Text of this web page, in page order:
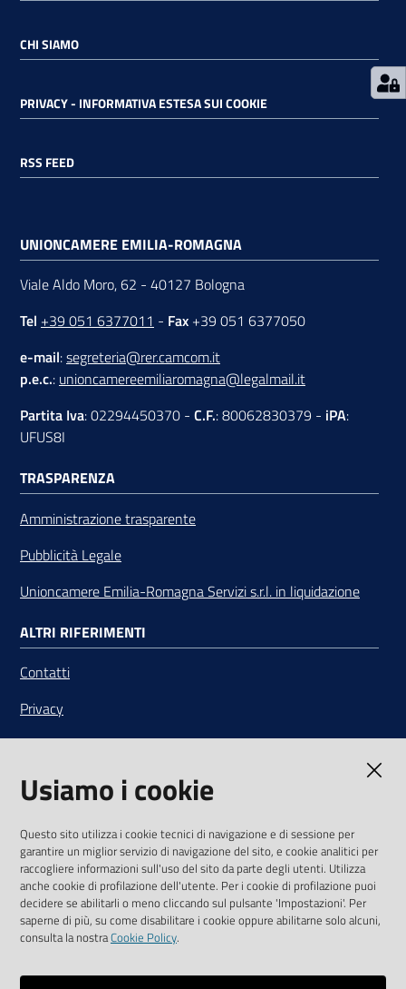
CHI SIAMO
PRIVACY - INFORMATIVA ESTESA SUI COOKIE
RSS FEED
UNIONCAMERE EMILIA-ROMAGNA
Viale Aldo Moro, 62 - 40127 Bologna
Tel +39 051 6377011 - Fax +39 051 6377050
e-mail:segreteria@rer.camcom.it
p.e.c.: unioncamereemiliaromagna@legalmail.it
Partita Iva: 02294450370 - C.F.: 80062830379 - iPA:
UFUS8I
TRASPARENZA
Amministrazione trasparente
Pubblicità Legale
Unioncamere Emilia-Romagna Servizi s.r.l. in liquidazione
ALTRI RIFERIMENTI
Contatti
Privacy
Note legali
Media Policy
SEGUICI SU
YoutubeTwitterLinkedinFacebookInstagram
Usiamo i cookie
Questo sito utilizza i cookie tecnici di navigazione e di sessione per
garantire un miglior servizio di navigazione del sito, e cookie analitici per
raccogliere informazioni sull'uso del sito da parte degli utenti. Utilizza
anche cookie di profilazione dell'utente. Per i cookie di profilazione puoi
decidere se abilitarli o meno cliccando sul pulsante 'Impostazioni'. Per
saperne di più, su come disabilitare i cookie oppure abilitarne solo alcuni,
consulta la nostraCookie Policy.